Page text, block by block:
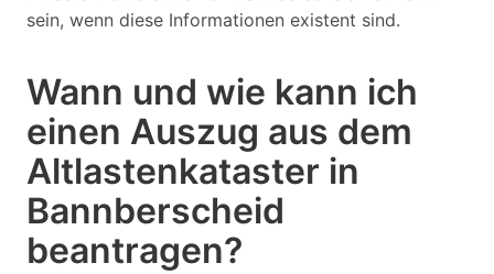
sein, wenn diese Informationen existent sind.
Wann und wie kann ich
einen Auszug aus dem
Altlastenkataster in
Bannberscheid
beantragen?